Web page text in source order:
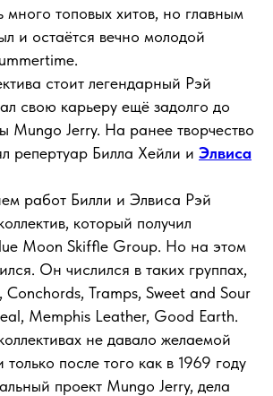
много топовых хитов, но главным
и остаётся вечно молодой
стоит легендарный Рэй
свою карьеру ещё задолго до
Mungo Jerry. На ранее творчество
репертуар Билла Хейли и Элвиса
работ Билли и Элвиса Рэй
который получил
Moon Skiffle Group. Но на этом
Он числился в таких группах,
Conchords, Tramps, Sweet and Sour
Memphis Leather, Good Earth.
не давало желаемой
только после того как в 1969 году
проект Mungo Jerry, дела